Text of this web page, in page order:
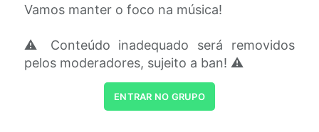
Vamos manter o foco na música!
⚠️ Conteúdo inadequado será removidos
pelos moderadores, sujeito a ban! ⚠️
ENTRAR NO GRUPO